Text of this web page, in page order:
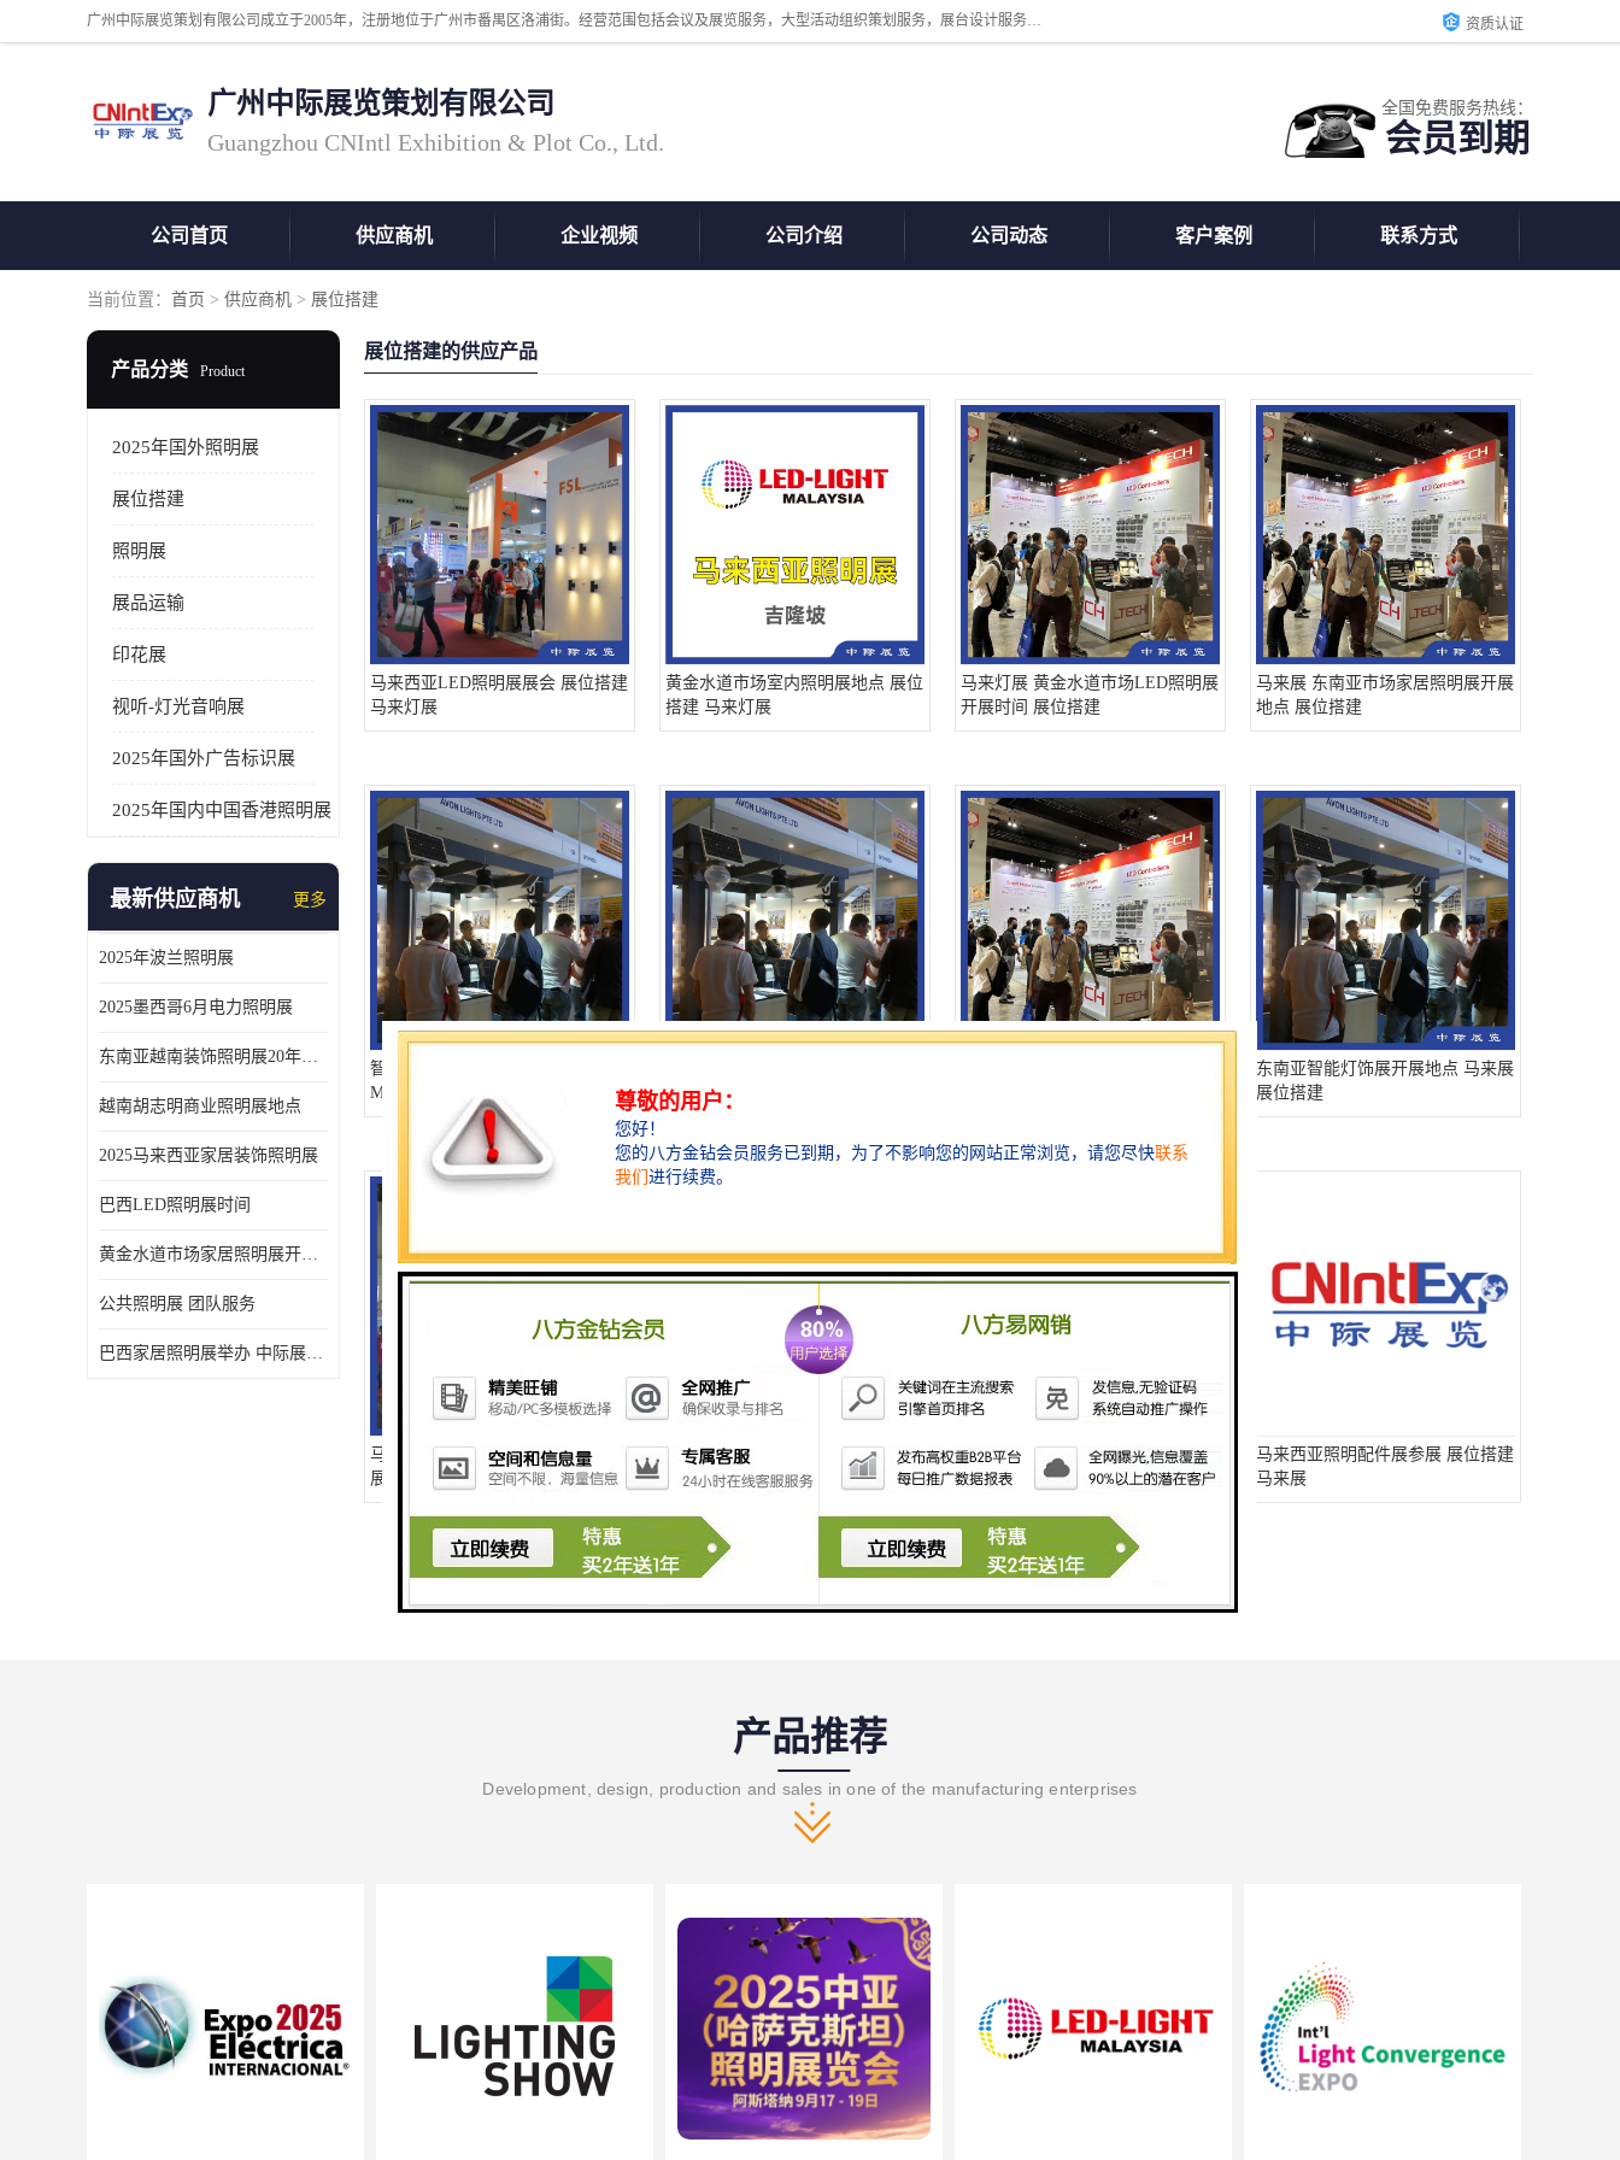
广州中际展览策划有限公司成立于2005年，注册地位于广州市番禺区洛浦街。经营范围包括会议及展览服务，大型活动组织策划服务，展台设计服务，广告业等；主要从事国外广告、标识、印花、LED、照明、光电、灯光、音响、视听、电子展览会等，展位预定-展品运输-签证-行程安排-补贴一站式服务。 资质认证
广州中际展览策划有限公司
Guangzhou CNIntl Exhibition & Plot Co., Ltd.
全国免费服务热线：
会员到期
公司首页 供应商机 企业视频 公司介绍 公司动态 客户案例 联系方式
当前位置： 首页 > 供应商机 > 展位搭建
产品分类 Product
2025年国外照明展
展位搭建
照明展
展品运输
印花展
视听-灯光音响展
2025年国外广告标识展
2025年国内中国香港照明展
最新供应商机 更多
2025年波兰照明展
2025墨西哥6月电力照明展
东南亚越南装饰照明展20年外展服务经验
越南胡志明商业照明展地点
2025马来西亚家居装饰照明展
巴西LED照明展时间
黄金水道市场家居照明展开展时间 20年外展服务经验 LED-LIGHT MALAYSIA
公共照明展 团队服务
巴西家居照明展举办 中际展览 20年服务经验
展位搭建的供应产品
马来西亚LED照明展展会 展位搭建
马来灯展
黄金水道市场室内照明展地点 展位
搭建 马来灯展
马来灯展 黄金水道市场LED照明展
开展时间 展位搭建
马来展 东南亚市场家居照明展开展
地点 展位搭建
智慧照明展 展位搭建 LED-LIGHT
MALAYSIA
展位搭建
东南亚智能灯饰展开展地点 马来展
展位搭建
马来展 马来西亚照明灯饰展举办
展位搭建
LED-LIGHT MALAYSIA 东南亚市
场商业照明展展会 展位搭建
马来展 马来西亚公共照明展参展
展位搭建
马来西亚照明配件展参展 展位搭建
马来展
1
产品推荐
Development, design, production and sales in one of the manufacturing enterprises